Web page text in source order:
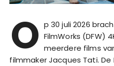
O p 30 juli 2026
FilmWorks (DFW)
meerdere films
filmmaker Jacques Tati.